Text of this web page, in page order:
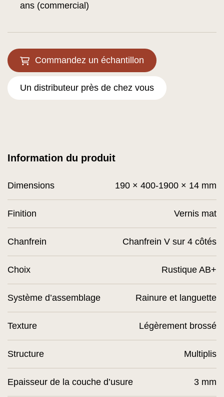
ans (commercial)
Commandez un échantillon
Un distributeur près de chez vous
Information du produit
Dimensions 190 × 400-1900 × 14 mm
Finition Vernis mat
Chanfrein Chanfrein V sur 4 côtés
Choix Rustique AB+
Système d’assemblage Rainure et languette
Texture Légèrement brossé
Structure Multiplis
Epaisseur de la couche d’usure 3 mm